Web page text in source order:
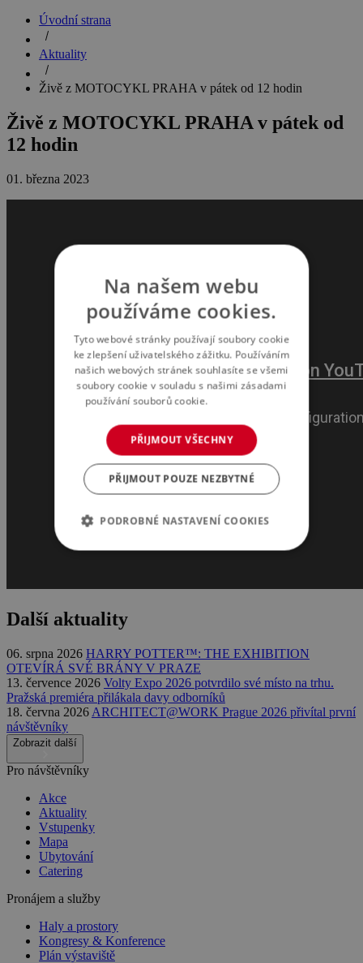
Úvodní strana
Aktuality
Živě z MOTOCYKL PRAHA v pátek od 12 hodin
Živě z MOTOCYKL PRAHA v pátek od
12 hodin
01. března 2023
Další aktuality
06. srpna 2026 HARRY POTTER™: THE EXHIBITION
OTEVÍRÁ SVÉ BRÁNY V PRAZE
13. července 2026 Volty Expo 2026 potvrdilo své místo na trhu.
Pražská premiéra přilákala davy odborníků
18. června 2026 ARCHITECT@WORK Prague 2026 přivítal první
návštěvníky
Zobrazit další
Pro návštěvníky
Akce
Aktuality
Vstupenky
Mapa
Ubytování
Catering
Pronájem a služby
Haly a prostory
Kongresy & Konference
Plán výstaviště
Na našem webu
používáme cookies.
Tyto webové stránky používají soubory cookie
ke zlepšení uživatelského zážitku. Používáním
našich webových stránek souhlasíte se všemi
soubory cookie v souladu s našimi zásadami
používání souborů cookie.
PŘIJMOUT VŠECHNY
PŘIJMOUT POUZE NEZBYTNÉ
PODROBNÉ NASTAVENÍ COOKIES